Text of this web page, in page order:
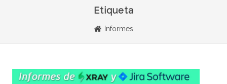
Etiqueta
Informes